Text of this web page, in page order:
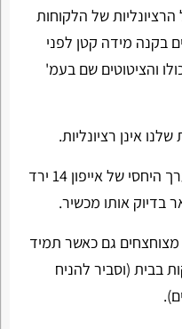
של הלקוחות
בקנה מידה קטן לפני
והציטוטים שם בעמ'
אינן רציונליות.
לכן כאשר יצא לשוק אייפון 15 הערך היחסי של אייפון 14 ירד
בדיוק אותו מכשיר.
מצוחצחים גם כאשר תמיד
בבית (וסביר להניח